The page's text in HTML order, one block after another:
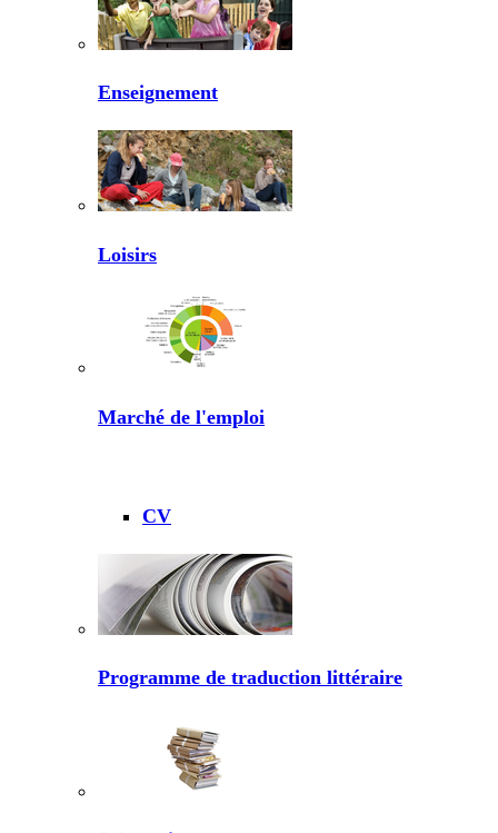
Enseignement
Loisirs
Marché de l'emploi
CV
Programme de traduction littéraire